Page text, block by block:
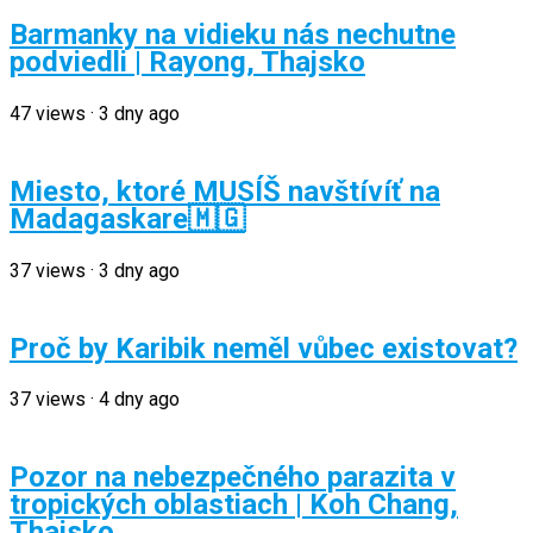
Barmanky na vidieku nás nechutne
podviedli | Rayong, Thajsko
47 views · 3 dny ago
Miesto, ktoré MUSÍŠ navštívíť na
Madagaskare🇲🇬
37 views · 3 dny ago
Proč by Karibik neměl vůbec existovat?
37 views · 4 dny ago
Pozor na nebezpečného parazita v
tropických oblastiach | Koh Chang,